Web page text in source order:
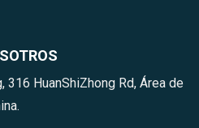
HuanShiZhong Rd, Área de